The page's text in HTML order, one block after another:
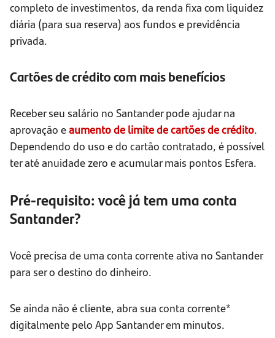
completo de investimentos, da renda fixa com liquidez
diária (para sua reserva) aos fundos e previdência
privada.
Cartões de crédito com mais benefícios
Receber seu salário no Santander pode ajudar na
aprovação eaumento de limite de cartões de crédito.
Dependendo do uso e do cartão contratado, é possível
ter até anuidade zero e acumular mais pontos Esfera.
Pré-requisito: você já tem uma conta
Santander?
Você precisa de uma conta corrente ativa no Santander
para ser o destino do dinheiro.
Se ainda não é cliente, abra sua conta corrente*
digitalmente pelo App Santander em minutos.